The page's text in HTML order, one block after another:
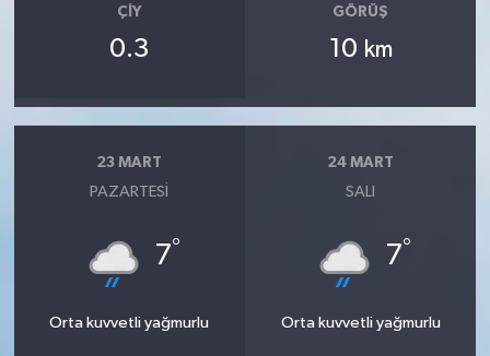
ÇIY
0.3
GÖRÜŞ
10 km
23 MART
PAZARTESI
7°
Orta kuvvetli yağmurlu
24 MART
SALI
7°
Orta kuvvetli yağmurlu